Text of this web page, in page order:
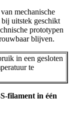
mechanische
uitstek geschikt
prototypen
blijven.
in een gesloten
te
filament in één